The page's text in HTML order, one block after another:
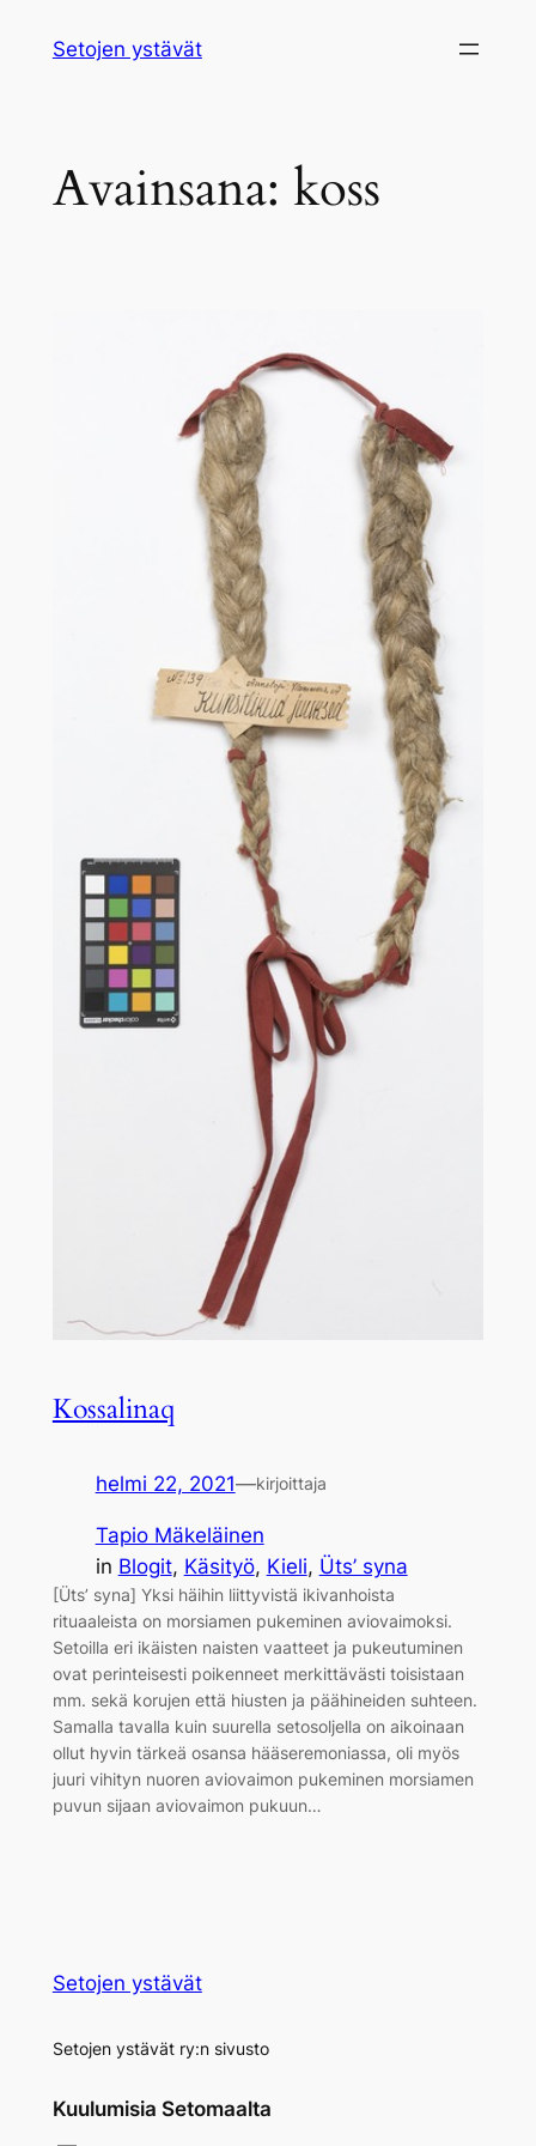
sisältöön
Setojen ystävät
Avainsana: koss
Kossalinaq
helmi 22, 2021—kirjoittaja
Tapio Mäkeläinen
in Blogit, Käsityö, Kieli, Üts’ syna
[Üts’ syna] Yksi häihin liittyvistä ikivanhoista
rituaaleista on morsiamen pukeminen aviovaimoksi.
Setoilla eri ikäisten naisten vaatteet ja pukeutuminen
ovat perinteisesti poikenneet merkittävästi toisistaan
mm. sekä korujen että hiusten ja päähineiden suhteen.
Samalla tavalla kuin suurella setosoljella on aikoinaan
ollut hyvin tärkeä osansa hääseremoniassa, oli myös
juuri vihityn nuoren aviovaimon pukeminen morsiamen
puvun sijaan aviovaimon pukuun…
Setojen ystävät
Setojen ystävät ry:n sivusto
Kuulumisia Setomaalta